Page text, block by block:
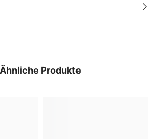
Ähnliche Produkte